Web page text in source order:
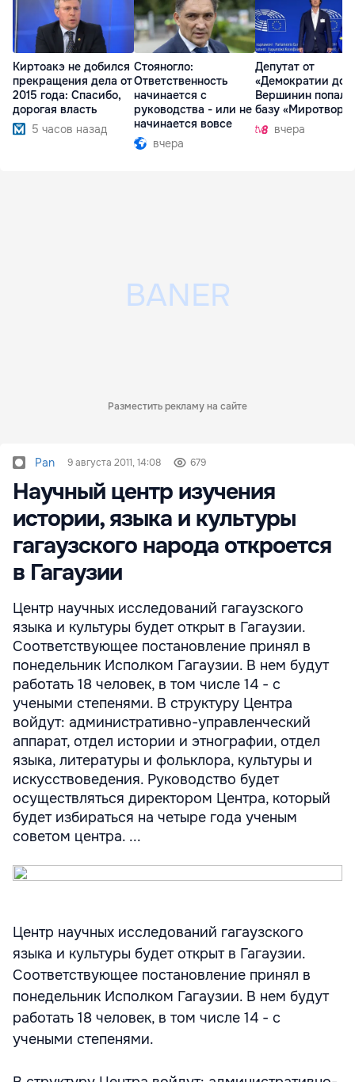
Киртоакэ не добился
прекращения дела от
2015 года: Спасибо,
дорогая власть
5 часов назад
Стояногло:
Ответственность
начинается с
руководства - или не
начинается вовсе
вчера
Депутат от
«Демократии
Вершинин попал в
базу
вчера
Разместить рекламу на сайте
Pan 9 августа 2011, 14:08 679
Научный центр изучения
истории, языка и культуры
гагаузского народа откроется
в Гагаузии
Центр научных исследований гагаузского
языка и культуры будет открыт в Гагаузии.
Соответствующее постановление принял в
понедельник Исполком Гагаузии. В нем будут
работать 18 человек, в том числе 14 - с
учеными степенями. В структуру Центра
войдут: административно-управленческий
аппарат, отдел истории и этнографии, отдел
языка, литературы и фольклора, культуры и
искусствоведения. Руководство будет
осуществляться директором Центра, который
будет избираться на четыре года ученым
советом центра. ...
Центр научных исследований гагаузского
языка и культуры будет открыт в Гагаузии.
Соответствующее постановление принял в
понедельник Исполком Гагаузии. В нем будут
работать 18 человек, в том числе 14 - с
учеными степенями.